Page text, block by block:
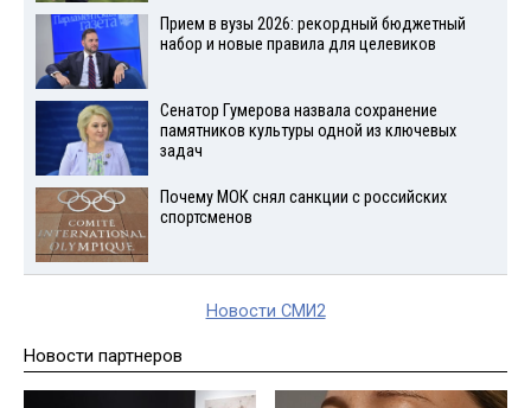
Прием в вузы 2026: рекордный бюджетный
набор и новые правила для целевиков
Сенатор Гумерова назвала сохранение
памятников культуры одной из ключевых
задач
Почему МОК снял санкции с российских
спортсменов
Новости СМИ2
Новости партнеров